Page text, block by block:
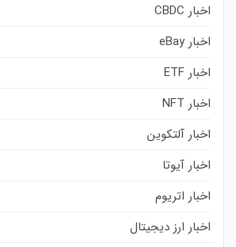
اخبار CBDC
اخبار eBay
اخبار ETF
اخبار NFT
اخبار آلتکوین
اخبار آیوتا
اخبار اتریوم
اخبار ارز دیجیتال